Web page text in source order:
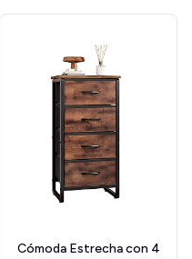
Cómoda Estrecha con 4